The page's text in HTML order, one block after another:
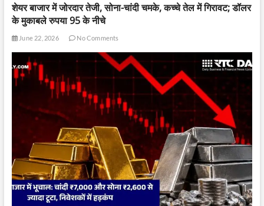
शेयर बाजार में जोरदार तेजी, सोना-चांदी चमके, कच्चे तेल में गिरावट; डॉलर
के मुकाबले रुपया 95 के नीचे
June 22, 2026 No Comments